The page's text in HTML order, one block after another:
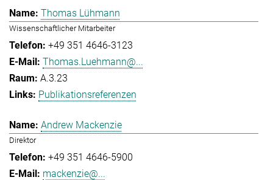
Thomas Lühmann
Wissenschaftlicher Mitarbeiter
+49 351 4646-3123
Thomas.Luehmann@...
A.3.23
Publikationsreferenzen
Andrew Mackenzie
Direktor
+49 351 4646-5900
mackenzie@...